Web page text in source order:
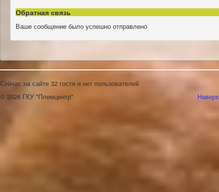
Обратная связь
Ваше сообщение было успешно отправлено
Сейчас на сайте 32 гостя и нет пользователей
Наверх
© 2026 ГКУ "Племцентр"